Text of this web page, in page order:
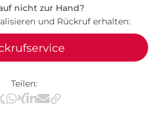
nicht zur Hand?
und Rückruf erhalten:
Teilen:
via Facebook
via X / Twitter
Teilen via WhatsApp
Teilen via Xing
Teilen via LinkedIn
Teilen via E-Mail